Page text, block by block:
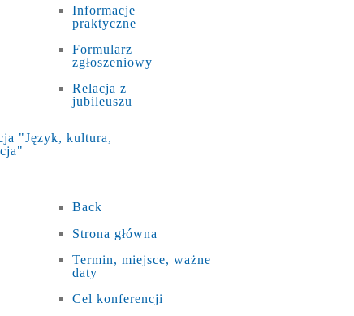
Informacje
praktyczne
Formularz
zgłoszeniowy
Relacja z
jubileuszu
"Język, kultura,
Back
Strona główna
Termin, miejsce, ważne
daty
Cel konferencji